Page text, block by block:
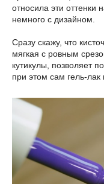
относила эти оттенки
немного с дизайном.
Сразу скажу, что
мягкая с ровным
кутикулы, позволяет
при этом сам гель-лак